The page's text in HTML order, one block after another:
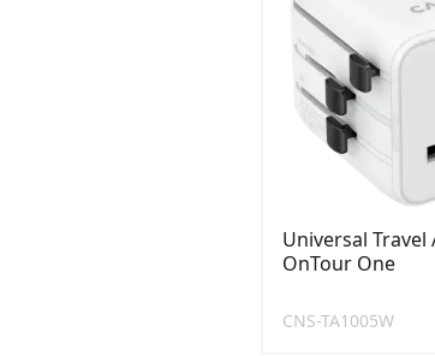
Universal Travel
OnTour One
CNS-TA1005W